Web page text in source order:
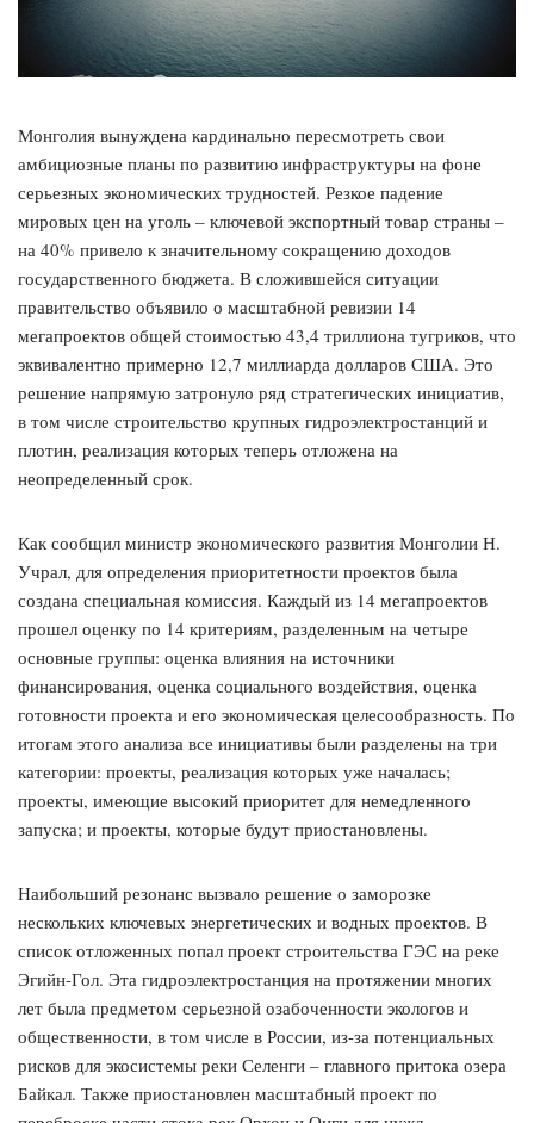
Монголия вынуждена кардинально пересмотреть свои
амбициозные планы по развитию инфраструктуры на фоне
серьезных экономических трудностей. Резкое падение
мировых цен на уголь – ключевой экспортный товар страны –
на 40% привело к значительному сокращению доходов
государственного бюджета. В сложившейся ситуации
правительство объявило о масштабной ревизии 14
мегапроектов общей стоимостью 43,4 триллиона тугриков, что
эквивалентно примерно 12,7 миллиарда долларов США. Это
решение напрямую затронуло ряд стратегических инициатив,
в том числе строительство крупных гидроэлектростанций и
плотин, реализация которых теперь отложена на
неопределенный срок.
Как сообщил министр экономического развития Монголии Н.
Учрал, для определения приоритетности проектов была
создана специальная комиссия. Каждый из 14 мегапроектов
прошел оценку по 14 критериям, разделенным на четыре
основные группы: оценка влияния на источники
финансирования, оценка социального воздействия, оценка
готовности проекта и его экономическая целесообразность. По
итогам этого анализа все инициативы были разделены на три
категории: проекты, реализация которых уже началась;
проекты, имеющие высокий приоритет для немедленного
запуска; и проекты, которые будут приостановлены.
Наибольший резонанс вызвало решение о заморозке
нескольких ключевых энергетических и водных проектов. В
список отложенных попал проект строительства ГЭС на реке
Эгийн-Гол. Эта гидроэлектростанция на протяжении многих
лет была предметом серьезной озабоченности экологов и
общественности, в том числе в России, из-за потенциальных
рисков для экосистемы реки Селенги – главного притока озера
Байкал. Также приостановлен масштабный проект по